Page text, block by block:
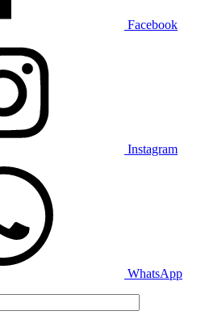
Facebook
Instagram
WhatsApp